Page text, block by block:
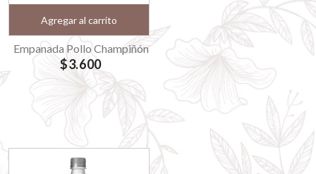
Agregar al carrito
Empanada Pollo Champiñón
$3.600